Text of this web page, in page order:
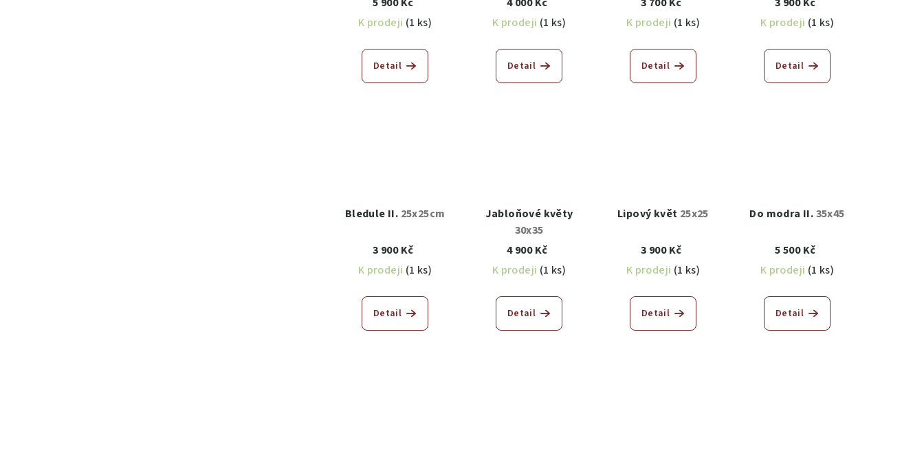
K prodeji (1 ks)
Detail
K prodeji (1 ks)
Detail
K prodeji (1 ks)
Detail
K prodeji (1 ks)
Detail
Bledule II. 25x25cm
3 900 Kč
K prodeji (1 ks)
Detail
Jabloňové květy
30x35
4 900 Kč
K prodeji (1 ks)
Detail
Lipový květ 25x25
3 900 Kč
K prodeji (1 ks)
Detail
Do modra II.35x45
5 500 Kč
K prodeji (1 ks)
Detail